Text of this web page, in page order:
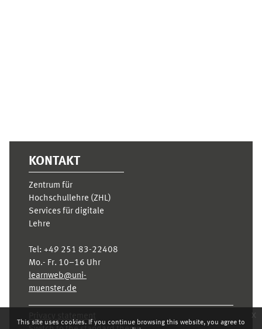
This site uses cookies. If you continue browsing this website, you agree to
x
KONTAKT
Zentrum für
Hochschullehre (ZHL)
Services für digitale
Lehre
Tel: +49 251 83-22408
Mo.- Fr. 10–16 Uhr
learnweb@uni-
muenster.de